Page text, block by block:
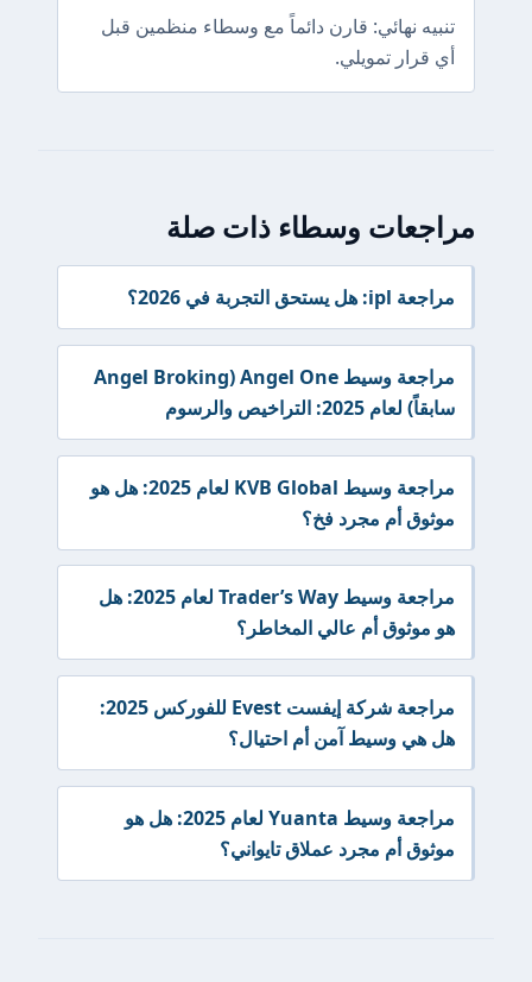
تنبيه نهائي: قارن دائماً مع وسطاء منظمين قبل
أي قرار تمويلي.
مراجعات وسطاء ذات صلة
مراجعة ipl: هل يستحق التجربة في 2026؟
مراجعة وسيط Angel One (Angel Broking
سابقاً) لعام 2025: التراخيص والرسوم
مراجعة وسيط KVB Global لعام 2025: هل هو
موثوق أم مجرد فخ؟
مراجعة وسيط Trader’s Way لعام 2025: هل
هو موثوق أم عالي المخاطر؟
مراجعة شركة إيفست Evest للفوركس 2025:
هل هي وسيط آمن أم احتيال؟
مراجعة وسيط Yuanta لعام 2025: هل هو
موثوق أم مجرد عملاق تايواني؟